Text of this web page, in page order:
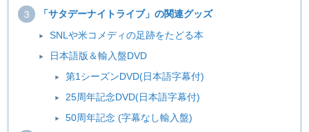
「サタデーナイトライブ」の関連グッズ
SNLや米コメディの足跡をたどる本
日本語版＆輸入盤DVD
第1シーズンDVD(日本語字幕付)
25周年記念DVD(日本語字幕付)
50周年記念 (字幕なし輸入盤)